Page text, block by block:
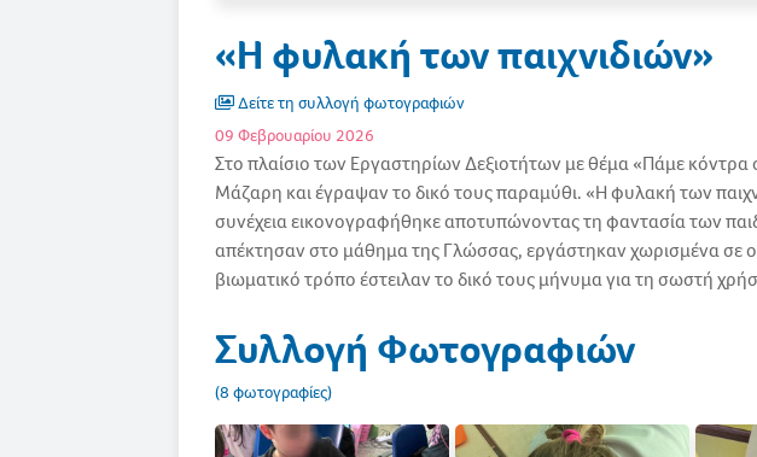
«Η φυλακή των παιχνιδιών»
Δείτε τη συλλογή φωτογραφιών
09 Φεβρουαρίου 2026
Στο πλαίσιο των Εργαστηρίων Δεξιοτήτων με θέμα «Πάμε κόντρα
Μάζαρη και έγραψαν το δικό τους παραμύθι. «Η φυλακή των
συνέχεια εικονογραφήθηκε αποτυπώνοντας τη φαντασία των
απέκτησαν στο μάθημα της Γλώσσας, εργάστηκαν χωρισμένα σε
βιωματικό τρόπο έστειλαν το δικό τους μήνυμα για τη σωστή
Συλλογή Φωτογραφιών
(8 φωτογραφίες)